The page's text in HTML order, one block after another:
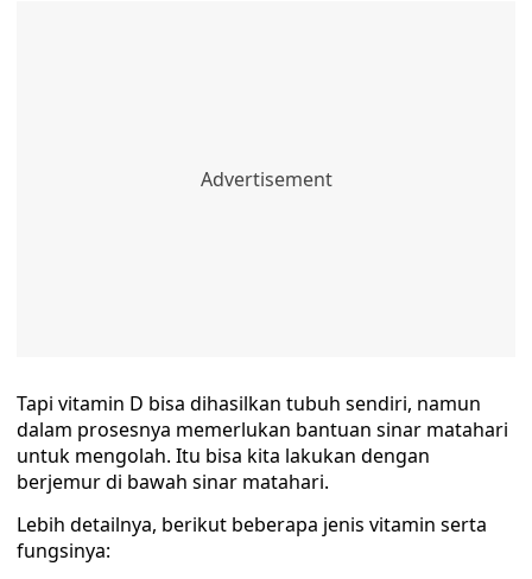
Tapi vitamin D bisa dihasilkan tubuh sendiri, namun
dalam prosesnya memerlukan bantuan sinar matahari
untuk mengolah. Itu bisa kita lakukan dengan
berjemur di bawah sinar matahari.
Lebih detailnya, berikut beberapa jenis vitamin serta
fungsinya: